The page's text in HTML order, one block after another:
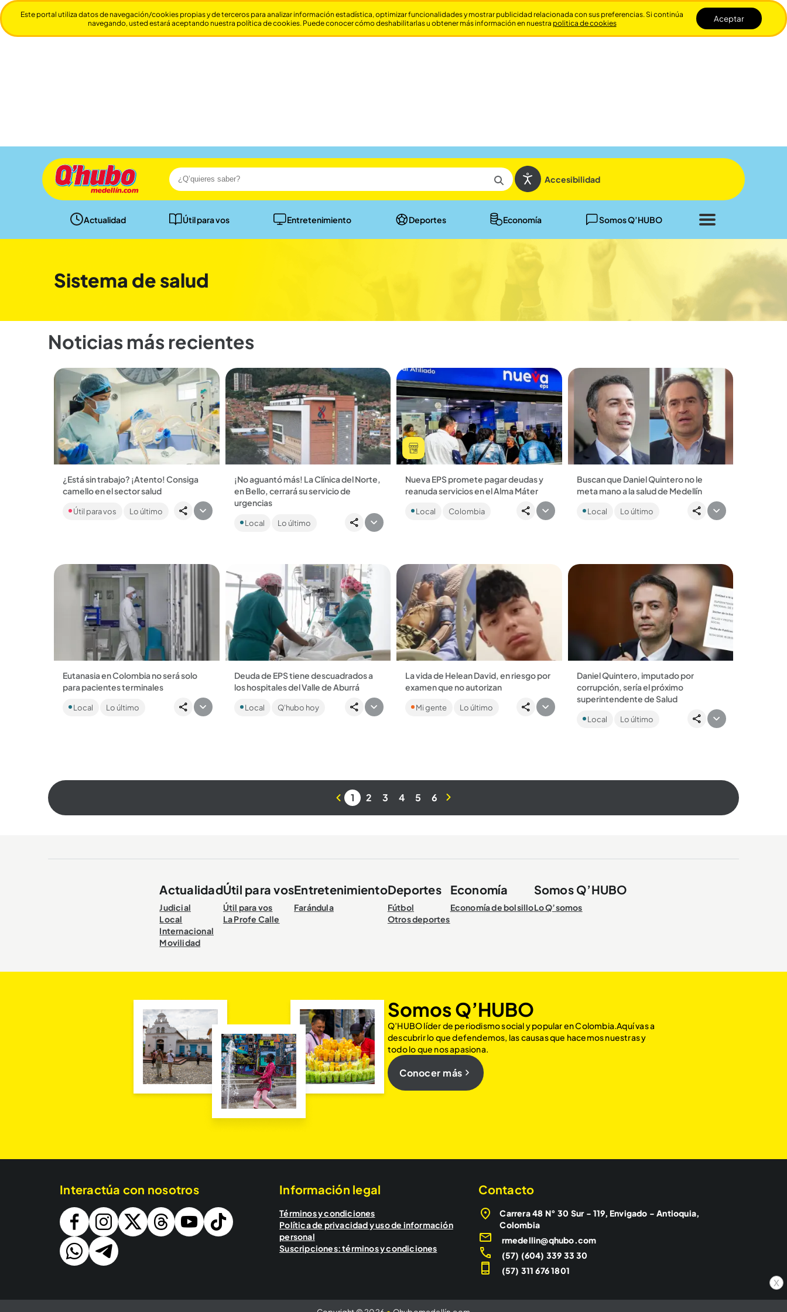
x
Accesibilidad
Actualidad Útil para vos Entretenimiento Deportes Economía Somos Q’HUBO
Cerrar
Sistema de salud
Noticias más recientes
¿Está sin trabajo? ¡Atento! Consiga
camello en el sector salud
Oferta laboral. Si busca vacantes en
otras áreas, ofrecen pagos desde el
Útil para vos Lo último
¡No aguantó más! La Clínica del Norte,
en Bello, cerrará su servicio de
urgencias
institución contó que acudió a la
administración local y a los organismos
Local Lo último
Nueva EPS promete pagar deudas y
reanuda servicios en el Alma Máter
consignó dineros al hospital Alma
Local Colombia
Buscan que Daniel Quintero no le
meta mano a la salud de Medellín
La Alcaldía de Medellín presentó una
recusación contra el nuevo
Local Lo último
Eutanasia en Colombia no será solo
para pacientes terminales
Una nueva resolución amplió el acceso
a esta alternativa y contribuyó a
Local Lo último
Deuda de EPS tiene descuadrados a
los hospitales del Valle de Aburrá
está próximo a declarar emergencia
hospitalaria, como lo hizo Medellín el
Local Q'hubo hoy
La vida de Helean David, en riesgo por
examen que no autorizan
Lleva más de 15 días esperando a que
la Nueva EPS les autorice una
Mi gente Lo último
Daniel Quintero, imputado por
corrupción, sería el próximo
superintendente de Salud
Federico Gutiérrez aseguró que el
presidente Petro solo sabe rodearse
Local Lo último
1 2 3 4 5 6
Actualidad
Judicial
Local
Internacional
Movilidad
Útil para vos
Útil para vos
La Profe Calle
Entretenimiento
Farándula
Deportes
Fútbol
Otros deportes
Economía
Economía de bolsillo
Somos Q’HUBO
Lo Q’somos
Somos Q’HUBO
Q’HUBO líder de periodismo social y popular en Colombia.Aquí vas a
descubrir lo que defendemos, las causas que hacemos nuestras y
todo lo que nos apasiona.
Conocer más
Interactúa con nosotros Información legal
Términos y condiciones
Política de privacidad y uso de información
personal
Suscripciones: términos y condiciones
Contacto
Carrera 48 N° 30 Sur - 119, Envigado - Antioquia,
Colombia
rmedellin@qhubo.com
(57) (604) 339 33 30
(57) 311 676 1801
Este portal utiliza datos de navegación/cookies propias y de terceros para analizar información estadística, optimizar funcionalidades y mostrar publicidad relacionada con sus preferencias. Si continúa
navegando, usted estará aceptando nuestra política de cookies. Puede conocer cómo deshabilitarlas u obtener más información en nuestra politica de cookies Aceptar